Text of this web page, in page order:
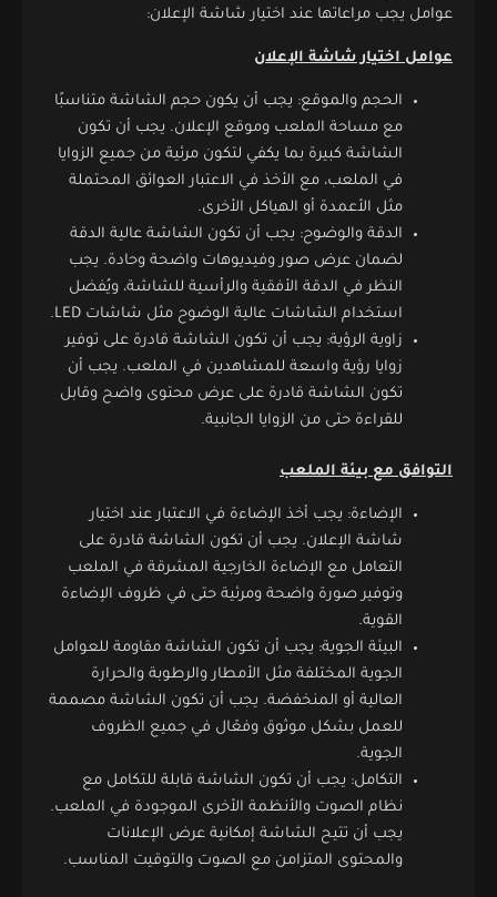
عوامل يجب مراعاتها عند اختيار شاشة الإعلان:
عوامل اختيار شاشة الإعلان
الحجم والموقع: يجب أن يكون حجم الشاشة متناسبًا
مع مساحة الملعب وموقع الإعلان. يجب أن تكون
الشاشة كبيرة بما يكفي لتكون مرئية من جميع الزوايا
في الملعب، مع الأخذ في الاعتبار العوائق المحتملة
مثل الأعمدة أو الهياكل الأخرى.
الدقة والوضوح: يجب أن تكون الشاشة عالية الدقة
لضمان عرض صور وفيديوهات واضحة وحادة. يجب
النظر في الدقة الأفقية والرأسية للشاشة، ويُفضل
استخدام الشاشات عالية الوضوح مثل شاشات LED.
زاوية الرؤية: يجب أن تكون الشاشة قادرة على توفير
زوايا رؤية واسعة للمشاهدين في الملعب. يجب أن
تكون الشاشة قادرة على عرض محتوى واضح وقابل
للقراءة حتى من الزوايا الجانبية.
التوافق مع بيئة الملعب
الإضاءة: يجب أخذ الإضاءة في الاعتبار عند اختيار
شاشة الإعلان. يجب أن تكون الشاشة قادرة على
التعامل مع الإضاءة الخارجية المشرقة في الملعب
وتوفير صورة واضحة ومرئية حتى في ظروف الإضاءة
القوية.
البيئة الجوية: يجب أن تكون الشاشة مقاومة للعوامل
الجوية المختلفة مثل الأمطار والرطوبة والحرارة
العالية أو المنخفضة. يجب أن تكون الشاشة مصممة
للعمل بشكل موثوق وفعّال في جميع الظروف
الجوية.
التكامل: يجب أن تكون الشاشة قابلة للتكامل مع
نظام الصوت والأنظمة الأخرى الموجودة في الملعب.
يجب أن تتيح الشاشة إمكانية عرض الإعلانات
والمحتوى المتزامن مع الصوت والتوقيت المناسب.